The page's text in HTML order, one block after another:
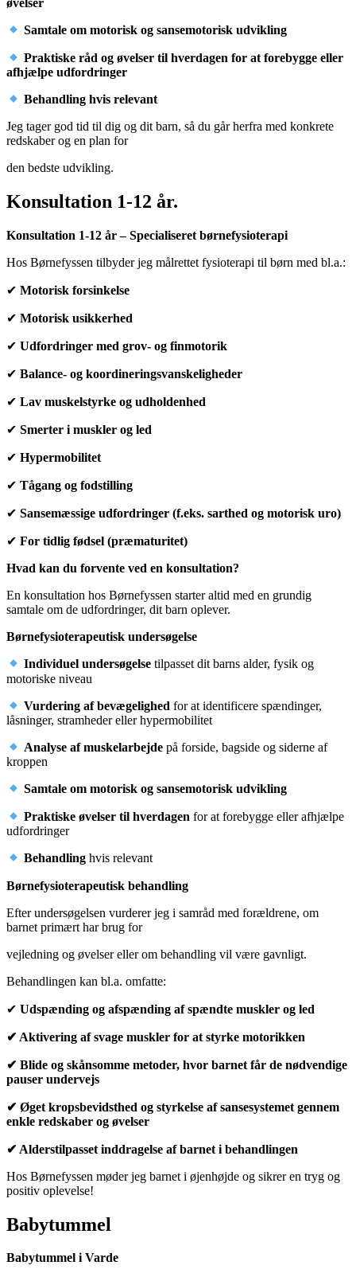
øvelser
Samtale om motorisk og sansemotorisk udvikling
Praktiske råd og øvelser til hverdagen for at forebygge eller
afhjælpe udfordringer
Behandling hvis relevant
Jeg tager god tid til dig og dit barn, så du går herfra med konkrete
redskaber og en plan for
den bedste udvikling.
Konsultation 1-12 år.
Konsultation 1-12 år – Specialiseret børnefysioterapi
Hos Børnefyssen tilbyder jeg målrettet fysioterapi til børn med bl.a.:
✔ Motorisk forsinkelse
✔ Motorisk usikkerhed
✔ Udfordringer med grov- og finmotorik
✔ Balance- og koordineringsvanskeligheder
✔ Lav muskelstyrke og udholdenhed
✔ Smerter i muskler og led
✔ Hypermobilitet
✔ Tågang og fodstilling
✔ Sansemæssige udfordringer (f.eks. sarthed og motorisk uro)
✔ For tidlig fødsel (præmaturitet)
Hvad kan du forvente ved en konsultation?
En konsultation hos Børnefyssen starter altid med en grundig
samtale om de udfordringer, dit barn oplever.
Børnefysioterapeutisk undersøgelse
Individuel undersøgelse tilpasset dit barns alder, fysik og
motoriske niveau
Vurdering af bevægelighed for at identificere spændinger,
låsninger, stramheder eller hypermobilitet
Analyse af muskelarbejde på forside, bagside og siderne af
kroppen
Samtale om motorisk og sansemotorisk udvikling
Praktiske øvelser til hverdagen for at forebygge eller afhjælpe
udfordringer
Behandling hvis relevant
Børnefysioterapeutisk behandling
Efter undersøgelsen vurderer jeg i samråd med forældrene, om
barnet primært har brug for
vejledning og øvelser eller om behandling vil være gavnligt.
Behandlingen kan bl.a. omfatte:
✔ Udspænding og afspænding af spændte muskler og led
✔ Aktivering af svage muskler for at styrke motorikken
✔ Blide og skånsomme metoder, hvor barnet får de nødvendige
pauser undervejs
✔ Øget kropsbevidsthed og styrkelse af sansesystemet gennem
enkle redskaber og øvelser
✔ Alderstilpasset inddragelse af barnet i behandlingen
Hos Børnefyssen møder jeg barnet i øjenhøjde og sikrer en tryg og
positiv oplevelse!
Babytummel
Babytummel i Varde